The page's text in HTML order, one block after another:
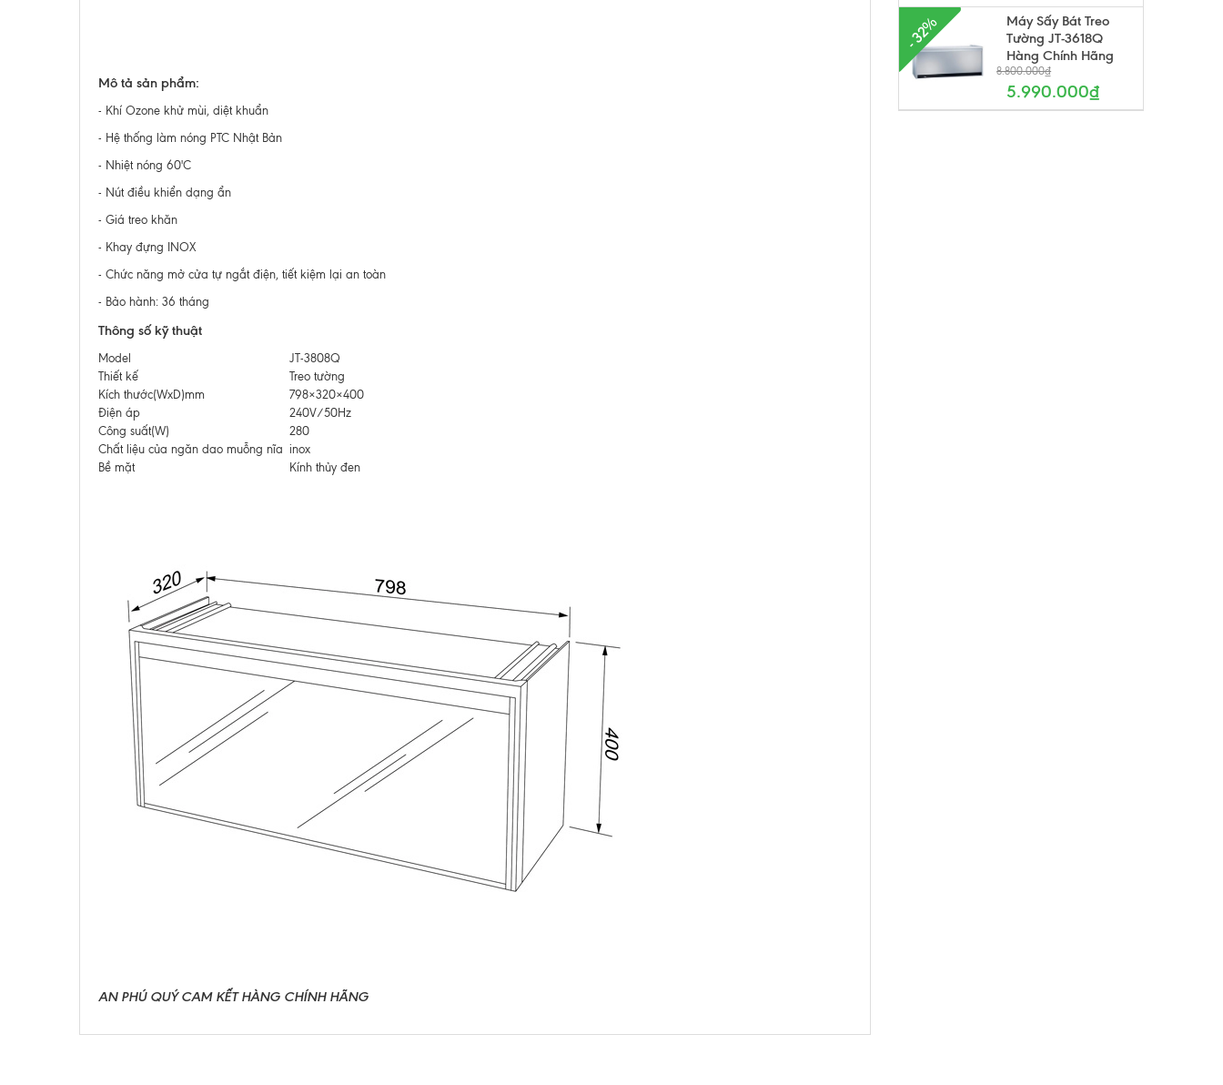
Mô tả sản phẩm:
- Khí Ozone khử mùi, diệt khuẩn
- Hệ thống làm nóng PTC Nhật Bản
- Nhiệt nóng 60'C
- Nút điều khiển dạng ẩn
- Giá treo khăn
- Khay đựng INOX
- Chức năng mở cửa tự ngắt điện, tiết kiệm lại an toàn
- Bảo hành: 36 tháng
Thông số kỹ thuật
Model
JT-3808Q
Thiết kế
Treo tường
Kích thước(WxD)mm
798×320×400
Điện áp
240V/50Hz
Công suất(W)
280
Chất liệu của ngăn dao muỗng nĩa inox
Bề mặt
Kính thủy đen
AN PHÚ QUÝ CAM KẾT HÀNG CHÍNH HÃNG
- 32%
Máy Sấy Bát Treo
Tường JT-3618Q
Hàng Chính Hãng
8.800.000₫
5.990.000₫